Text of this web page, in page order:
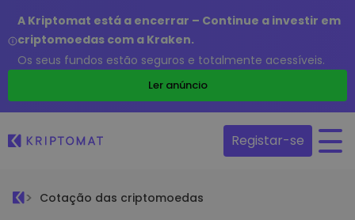
A Kriptomat está a encerrar – Continue a investir em
criptomoedas com a Kraken.
Os seus fundos estão seguros e totalmente acessíveis.
Ler anúncio
Registar-se
Cotação das criptomoedas